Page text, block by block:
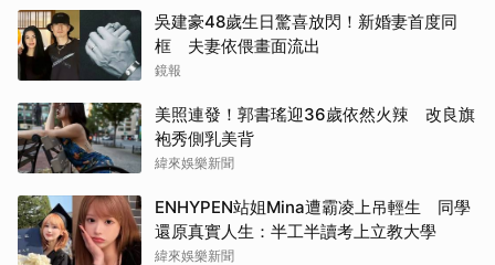
吳建豪48歲生日驚喜放閃！新婚妻首度同
框 夫妻依偎畫面流出
鏡報
美照連發！郭書瑤迎36歲依然火辣 改良旗
袍秀側乳美背
緯來娛樂新聞
ENHYPEN站姐Mina遭霸凌上吊輕生 同學
還原真實人生：半工半讀考上立教大學
緯來娛樂新聞